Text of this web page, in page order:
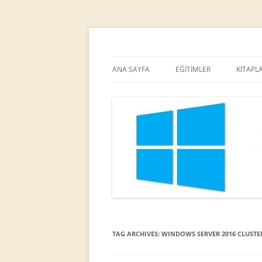
ANA SAYFA EĞİTİMLER
TAG ARCHIVES: WINDOWS SERVER 2016